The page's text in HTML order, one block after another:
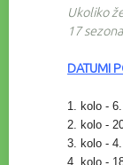
Ukoliko
17
DATUMI
1. kolo -
2. kolo -
3. kolo -
4. kolo -